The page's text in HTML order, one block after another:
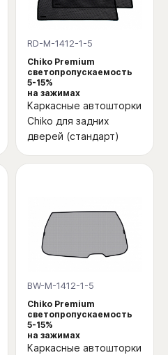
RD-M-1412-1-5
Chiko Premium
светопропускаемость
5-15%
на зажимах
Каркасные автошторки
Chiko для задних
дверей (стандарт)
BW-M-1412-1-5
Chiko Premium
светопропускаемость
5-15%
на зажимах
Каркасные автошторки